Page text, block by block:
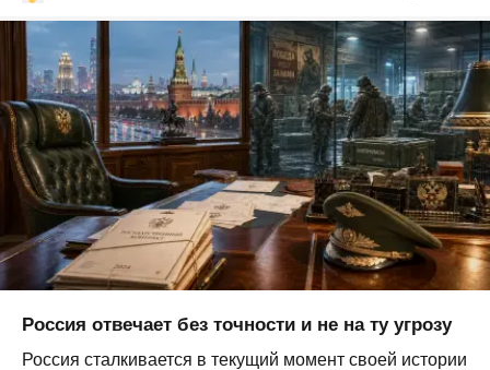
Россия отвечает без точности и не на ту угрозу
Россия сталкивается в текущий момент своей истории